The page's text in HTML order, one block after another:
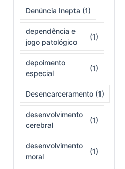
Denúncia Inepta (1)
dependência e
jogo patológico
(1)
depoimento
especial
(1)
Desencarceramento (1)
desenvolvimento
cerebral
(1)
desenvolvimento
moral
(1)